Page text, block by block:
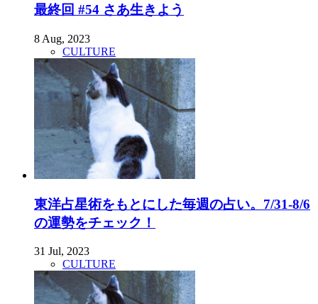
最終回 #54 さあ生きよう
8 Aug, 2023
CULTURE
東洋占星術をもとにした毎週の占い。7/31-8/6
の運勢をチェック！
31 Jul, 2023
CULTURE